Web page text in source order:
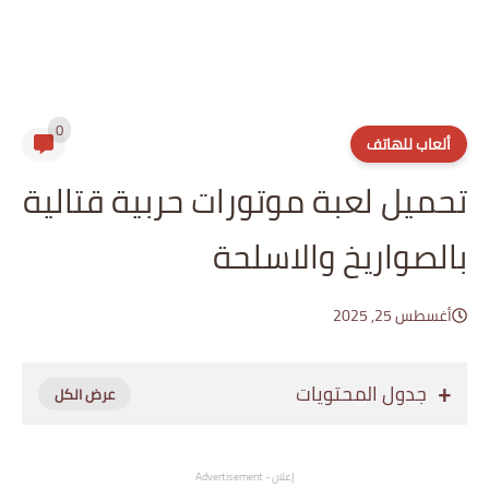
ألعاب للهاتف 0
تحميل لعبة موتورات حربية قتالية
بالصواريخ والاسلحة
أغسطس 25, 2025
جدول المحتويات
إعلان - Advertisement